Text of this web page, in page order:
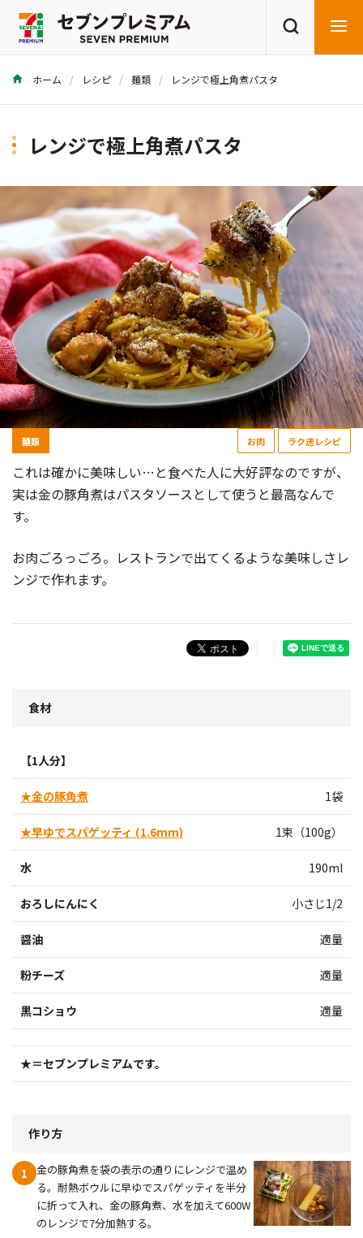
商品を探す レシピを探す
ホーム レシピ 麺類 レンジで極上角煮パスタ
レンジで極上角煮パスタ
麺類 お肉 ラク速レシピ
これは確かに美味しい…と食べた人に大好評なのですが、
実は金の豚角煮はパスタソースとして使うと最高なんで
す。
お肉ごろっごろ。レストランで出てくるような美味しさレ
ンジで作れます。
食材
【1人分】
★金の豚角煮 1袋
★早ゆでスパゲッティ (1.6mm) 1束（100g）
水 190ml
おろしにんにく 小さじ1/2
醤油 適量
粉チーズ 適量
黒コショウ 適量
★＝セブンプレミアムです。
作り方
1
金の豚角煮を袋の表示の通りにレンジで温め
る。耐熱ボウルに早ゆでスパゲッティを半分
に折って入れ、金の豚角煮、水を加えて600W
のレンジで7分加熱する。